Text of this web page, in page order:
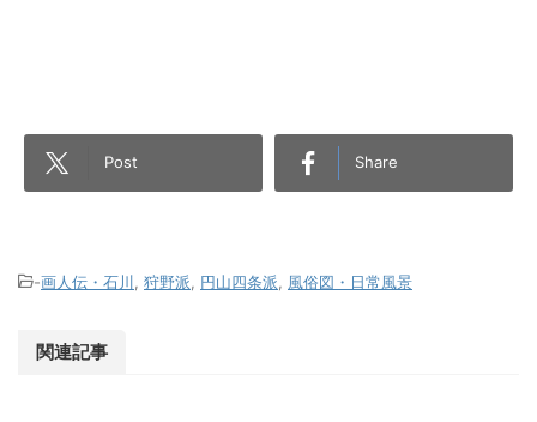
Post Share
-画人伝・石川 狩野派 円山四条派 風俗図・日常風景
関連記事